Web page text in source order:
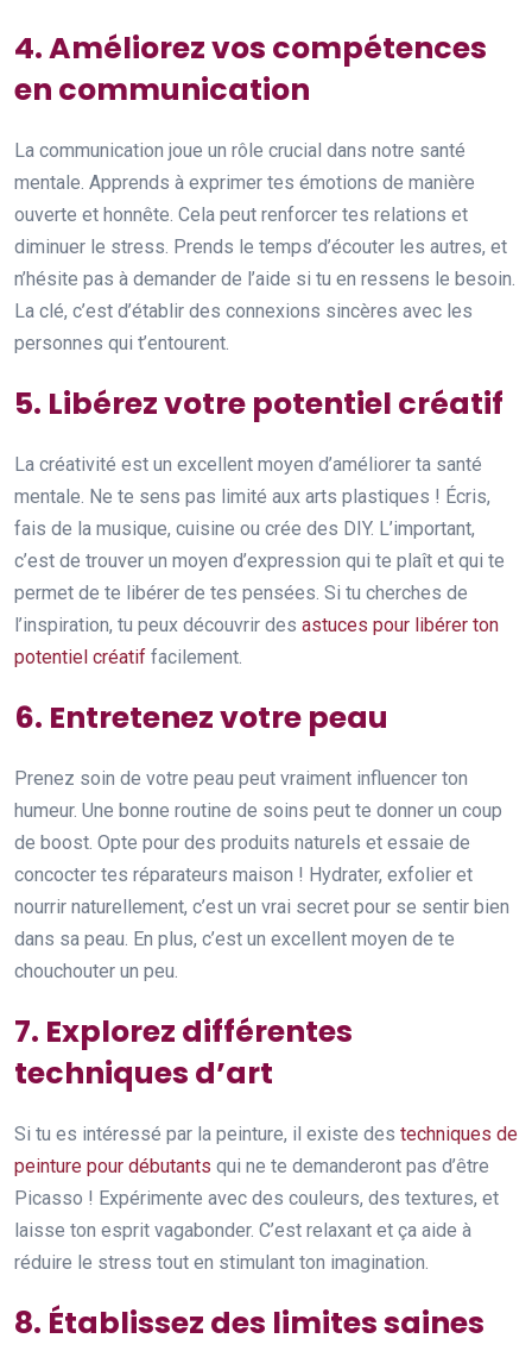
4. Améliorez vos compétences
en communication
La communication joue un rôle crucial dans notre santé
mentale. Apprends à exprimer tes émotions de manière
ouverte et honnête. Cela peut renforcer tes relations et
diminuer le stress. Prends le temps d’écouter les autres, et
n’hésite pas à demander de l’aide si tu en ressens le besoin.
La clé, c’est d’établir des connexions sincères avec les
personnes qui t’entourent.
5. Libérez votre potentiel créatif
La créativité est un excellent moyen d’améliorer ta santé
mentale. Ne te sens pas limité aux arts plastiques ! Écris,
fais de la musique, cuisine ou crée des DIY. L’important,
c’est de trouver un moyen d’expression qui te plaît et qui te
permet de te libérer de tes pensées. Si tu cherches de
l’inspiration, tu peux découvrir des astuces pour libérer ton
potentiel créatif facilement.
6. Entretenez votre peau
Prenez soin de votre peau peut vraiment influencer ton
humeur. Une bonne routine de soins peut te donner un coup
de boost. Opte pour des produits naturels et essaie de
concocter tes réparateurs maison ! Hydrater, exfolier et
nourrir naturellement, c’est un vrai secret pour se sentir bien
dans sa peau. En plus, c’est un excellent moyen de te
chouchouter un peu.
7. Explorez différentes
techniques d’art
Si tu es intéressé par la peinture, il existe des techniques de
peinture pour débutants qui ne te demanderont pas d’être
Picasso ! Expérimente avec des couleurs, des textures, et
laisse ton esprit vagabonder. C’est relaxant et ça aide à
réduire le stress tout en stimulant ton imagination.
8. Établissez des limites saines